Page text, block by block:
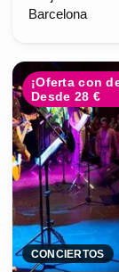
Barcelona
¡Oferta con
Desde 28 €
CONCIERTOS